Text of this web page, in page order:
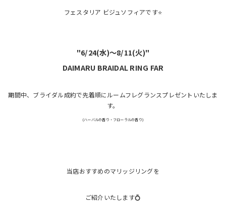
フェスタリア ビジュソフィアです⭐️
"6/24(水)〜8/11(火)"
DAIMARU BRAIDALRING FAR
期間中、ブライダル成約で先着順にルームフレグランスプレゼントいたしま
す。
(ハーバルの香り・フローラルの香り)
当店おすすめのマリッジリングを
ご紹介いたします💍